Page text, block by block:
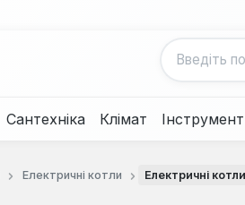
Сантехніка Клімат
Електричні котли Електричні